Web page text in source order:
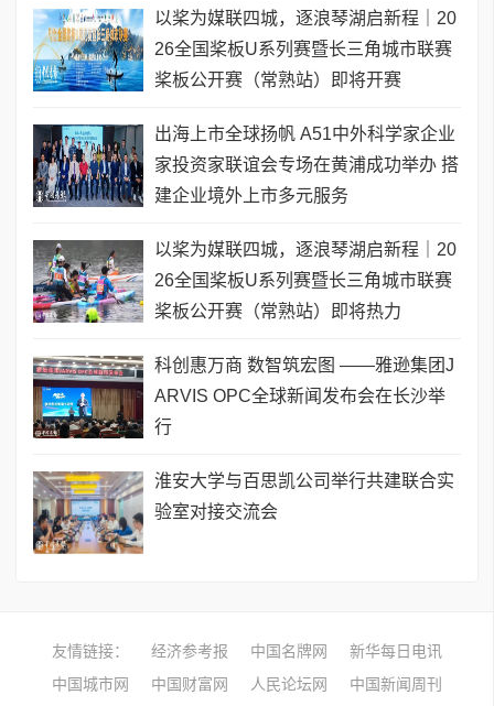
以桨为媒联四城，逐浪琴湖启新程｜20
26全国桨板U系列赛暨长三角城市联赛
桨板公开赛（常熟站）即将开赛
出海上市全球扬帆 A51中外科学家企业
家投资家联谊会专场在黄浦成功举办 搭
建企业境外上市多元服务
以桨为媒联四城，逐浪琴湖启新程｜20
26全国桨板U系列赛暨长三角城市联赛
桨板公开赛（常熟站）即将热力
科创惠万商 数智筑宏图 ——雅逊集团J
ARVIS OPC全球新闻发布会在长沙举
行
淮安大学与百思凯公司举行共建联合实
验室对接交流会
友情链接： 经济参考报 中国名牌网
新华每日电讯
中国城市网
中国财富网 人民论坛网 中国新闻周刊